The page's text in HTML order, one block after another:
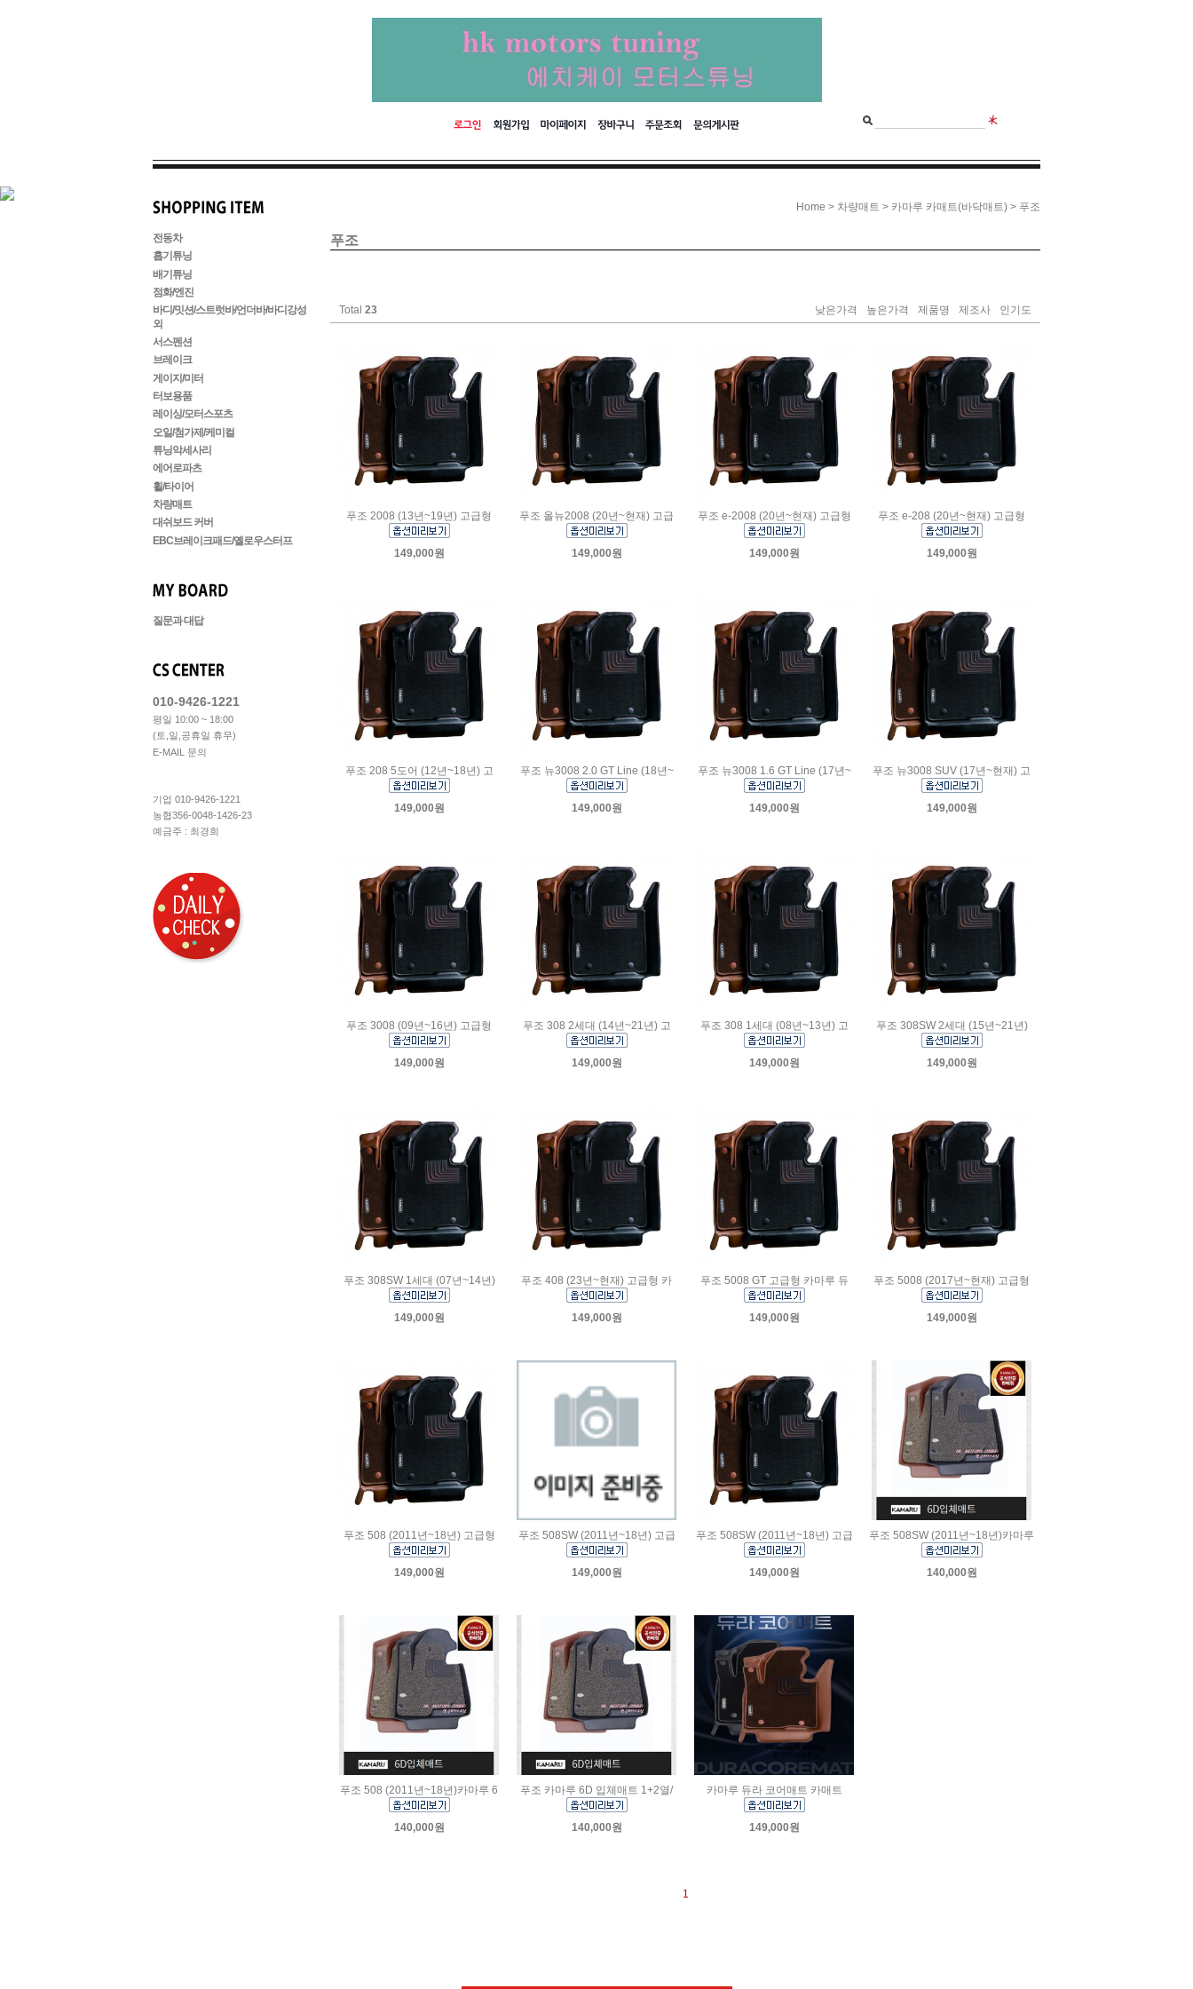
전동차
흡기튜닝
배기튜닝
점화/엔진
바디/밋션/스트럿바/언더바/바디강성
외
서스펜션
브레이크
게이지/미터
터보용품
레이싱/모터스포츠
오일/첨가제/케미컬
튜닝악세사리
에어로파츠
휠/타이어
차량매트
대쉬보드 커버
EBC브레이크패드/옐로우스터프
질문과 대답
010-9426-1221
평일 10:00 ~ 18:00
(토,일,공휴일 휴무)
E-MAIL 문의
기업 010-9426-1221
농협356-0048-1426-23
예금주 : 최경희
Home > 차량매트 > 카마루 카매트(바닥매트) > 푸조
푸조
Total 23 낮은가격 높은가격 제품명 제조사 인기도
푸조 2008 (13년~19년) 고급형
149,000원
푸조 올뉴2008 (20년~현재) 고급
149,000원
푸조 e-2008 (20년~현재) 고급형
149,000원
푸조 e-208 (20년~현재) 고급형
149,000원
푸조 208 5도어 (12년~18년) 고
149,000원
푸조 뉴3008 2.0 GT Line (18년~
149,000원
푸조 뉴3008 1.6 GT Line (17년~
149,000원
푸조 뉴3008 SUV (17년~현재) 고
149,000원
푸조 3008 (09년~16년) 고급형
149,000원
푸조 308 2세대 (14년~21년) 고
149,000원
푸조 308 1세대 (08년~13년) 고
149,000원
푸조 308SW 2세대 (15년~21년)
149,000원
푸조 308SW 1세대 (07년~14년)
149,000원
푸조 408 (23년~현재) 고급형 카
149,000원
푸조 5008 GT 고급형 카마루 듀
149,000원
푸조 5008 (2017년~현재) 고급형
149,000원
푸조 508 (2011년~18년) 고급형
149,000원
푸조 508SW (2011년~18년) 고급
149,000원
푸조 508SW (2011년~18년) 고급
149,000원
푸조 508SW (2011년~18년)카마루
140,000원
푸조 508 (2011년~18년)카마루 6
140,000원
푸조 카마루 6D 입체매트 1+2열/
140,000원
카마루 듀라 코어매트 카매트
149,000원
1